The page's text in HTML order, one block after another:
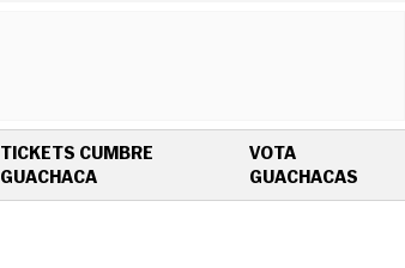
TICKETS CUMBRE
GUACHACAOPENS IN NEW WINDOW
VOTA
GUACHACAS